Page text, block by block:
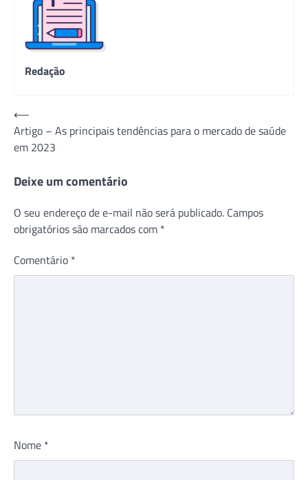
Redação
Navegação
de
Post
⟵
Artigo – As principais tendências para o mercado de saúde
em 2023
Deixe um comentário
O seu endereço de e-mail não será publicado. Campos
obrigatórios são marcados com *
Comentário *
Nome *